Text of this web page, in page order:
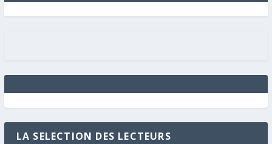
LA SELECTION DES LECTEURS